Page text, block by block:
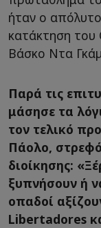
ήταν ο
κατάκτηση του
Βάσκο Ντα
Παρά τις
μάσησε τα
τον τελικό
Πάολο,
διοίκησης:
ξυπνήσουν ή
οπαδοί
Libertadores